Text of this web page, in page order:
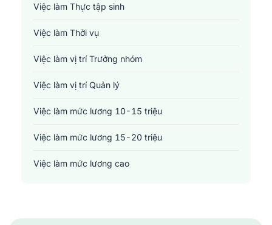
Việc làm Thực tập sinh
Việc làm Thời vụ
Việc làm vị trí Trưởng nhóm
Việc làm vị trí Quản lý
Việc làm mức lương 10-15 triệu
Việc làm mức lương 15-20 triệu
Việc làm mức lương cao